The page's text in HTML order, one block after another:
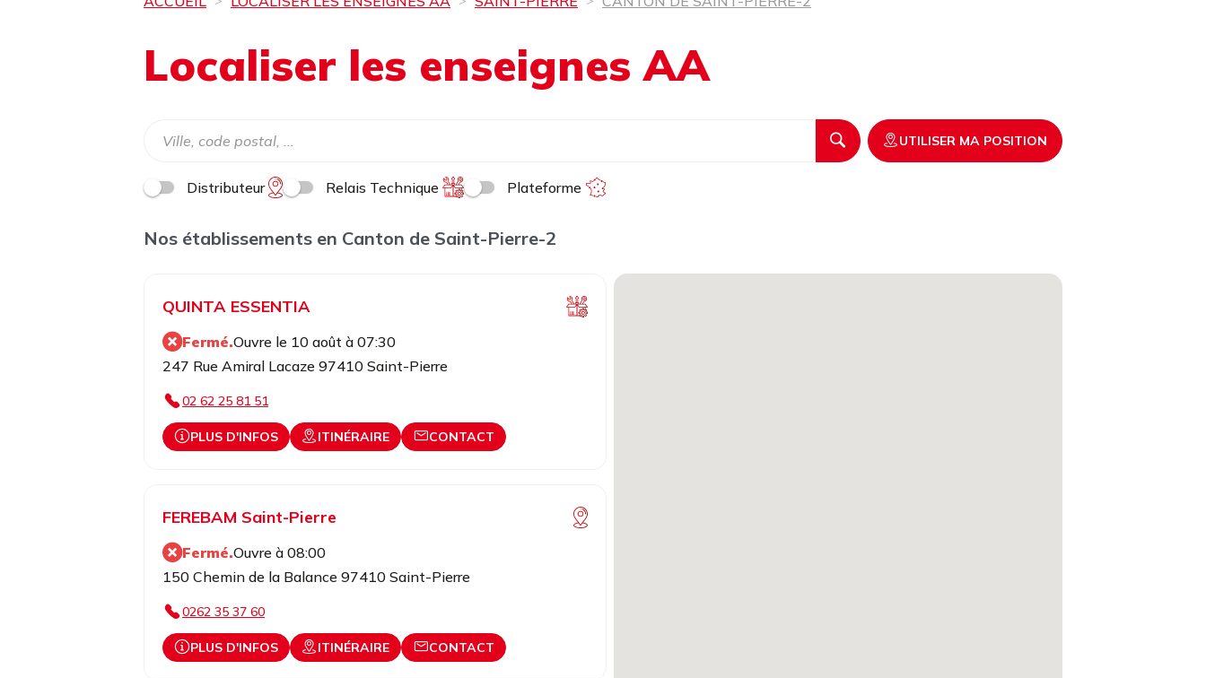
Localiser les enseignes AA
UTILISER MA POSITION
Distributeur Relais Technique Plateforme
Nos établissements en Canton de Saint-Pierre-2
QUINTA ESSENTIA
Fermé.Ouvre le 10 août à 07:30
247 Rue Amiral Lacaze 97410 Saint-Pierre
02 62 25 81 51
PLUS D'INFOS ITINÉRAIRE CONTACT
FEREBAM Saint-Pierre
Fermé.Ouvre à 08:00
150 Chemin de la Balance 97410 Saint-Pierre
0262 35 37 60
PLUS D'INFOS ITINÉRAIRE CONTACT